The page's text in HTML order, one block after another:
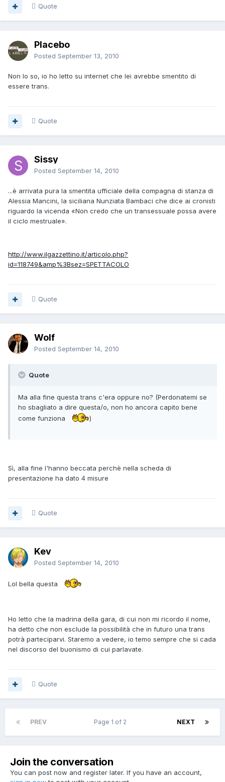
Quote
Placebo
Posted September 13, 2010
Non lo so, io ho letto su internet che lei avrebbe smentito di
essere trans.
Quote
Sissy
Posted September 14, 2010
...è arrivata pura la smentita ufficiale della compagna di stanza di
Alessia Mancini, la siciliana Nunziata Bambaci che dice ai cronisti
riguardo la vicenda «Non credo che un transessuale possa avere
il ciclo mestruale».
http://www.ilgazzettino.it/articolo.php?
id=118749&amp%3Bsez=SPETTACOLO
Quote
Wolf
Posted September 14, 2010
Quote
Ma alla fine questa trans c'era oppure no? (Perdonatemi se
ho sbagliato a dire questa/o, non ho ancora capito bene
come funziona
)
Sì, alla fine l'hanno beccata perchè nella scheda di
presentazione ha dato 4 misure
Quote
Kev
Posted September 14, 2010
Lol bella questa
Ho letto che la madrina della gara, di cui non mi ricordo il nome,
ha detto che non esclude la possibilità che in futuro una trans
potrà parteciparvi. Staremo a vedere, io temo sempre che si cada
nel discorso del buonismo di cui parlavate.
Quote
PREV NEXT
Page 1 of 2
Join the conversation
You can post now and register later. If you have an account,